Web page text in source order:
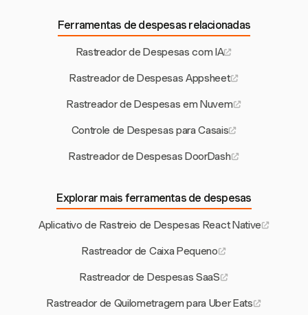
Ferramentas de despesas relacionadas
Rastreador de Despesas com IA
Rastreador de Despesas Appsheet
Rastreador de Despesas em Nuvem
Controle de Despesas para Casais
Rastreador de Despesas DoorDash
Explorar mais ferramentas de despesas
Aplicativo de Rastreio de Despesas React Native
Rastreador de Caixa Pequeno
Rastreador de Despesas SaaS
Rastreador de Quilometragem para Uber Eats